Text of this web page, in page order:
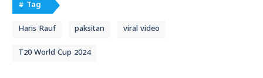
# Tag
Haris Rauf paksitan viral video
T20 World Cup 2024